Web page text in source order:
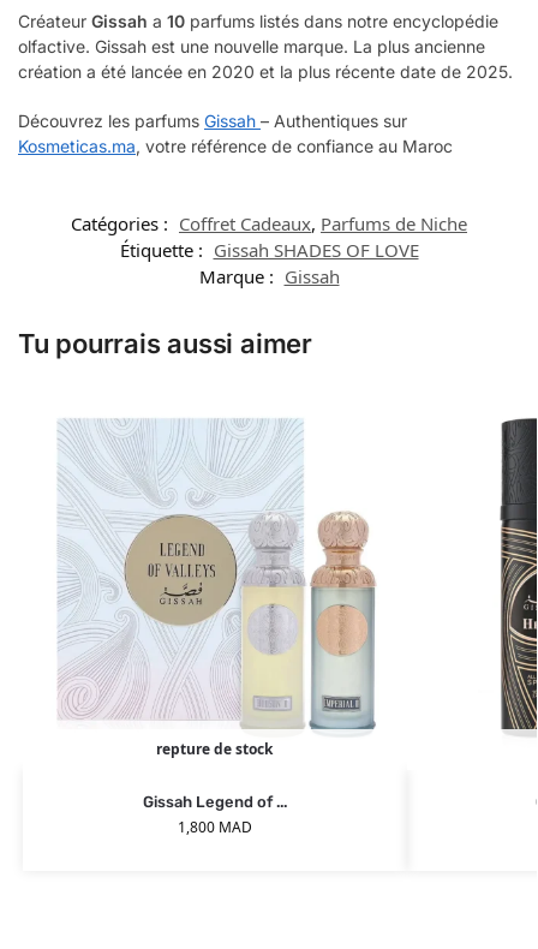
Créateur Gissah a 10 parfums listés dans notre encyclopédie
olfactive. Gissah est une nouvelle marque. La plus ancienne
création a été lancée en 2020 et la plus récente date de 2025.
Découvrez les parfums Gissah – Authentiques sur
Kosmeticas.ma, votre référence de confiance au Maroc
Catégories : Coffret Cadeaux, Parfums de Niche
Étiquette : Gissah SHADES OF LOVE
Marque : Gissah
Tu pourrais aussi aimer
repture de stock
Gissah Legend of ...
1,800 MAD